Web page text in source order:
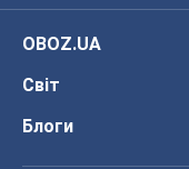
OBOZ.UA
Світ
Блоги